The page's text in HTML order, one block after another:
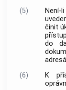
(5)
činit
do
(6)
K